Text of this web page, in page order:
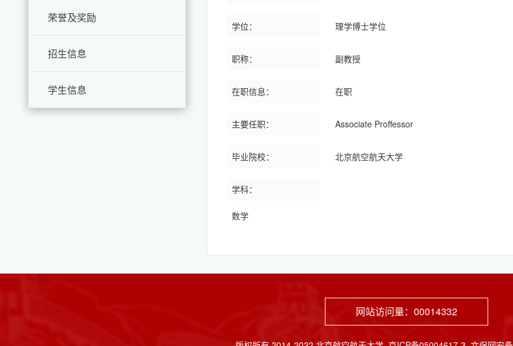
荣誉及奖励
招生信息
学生信息
学位： 理学博士学位
职称： 副教授
在职信息： 在职
主要任职： Associate Proffessor
毕业院校： 北京航空航天大学
学科：
数学
网站访问量： 00014332